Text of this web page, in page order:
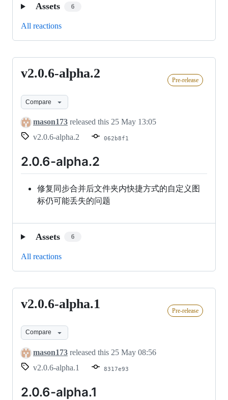
Assets 6
All reactions
v2.0.6-
v2.0.6-alpha.2 Pre-release
Compare
mason173 released this 25 May 13:05
v2.0.6-alpha.2
062b8f1
2.0.6-alpha.2
修复同步合并后文件夹内快捷方式的自定义图
标仍可能丢失的问题
Assets 6
All reactions
v2.0.6-
v2.0.6-alpha.1 Pre-release
Compare
mason173 released this 25 May 08:56
v2.0.6-alpha.1
8317e93
2.0.6-alpha.1